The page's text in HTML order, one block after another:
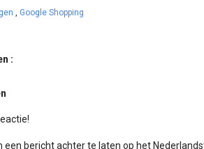
, Google Shopping
:
een bericht achter te laten op het